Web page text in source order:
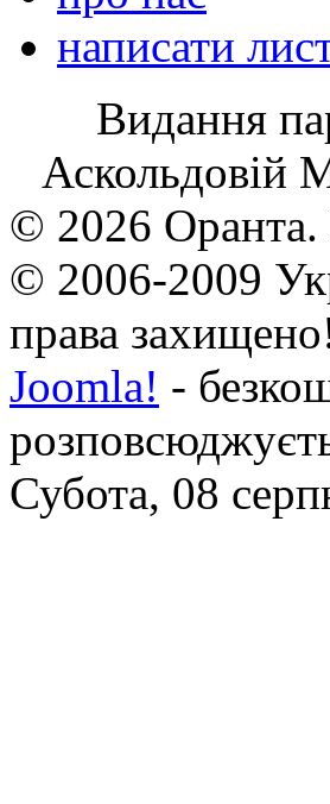
написати
Видання
Аскольдовій
© 2026 Оранта.
© 2006-2009
права
Joomla! -
Субота, 08